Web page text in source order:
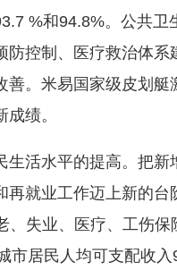
%和94.8%。公共卫
控制、医疗救治体
。米易国家级皮划
绩。
活水平的提高。把新
就业工作迈上新的
失业、医疗、工伤
居民人均可支配收入